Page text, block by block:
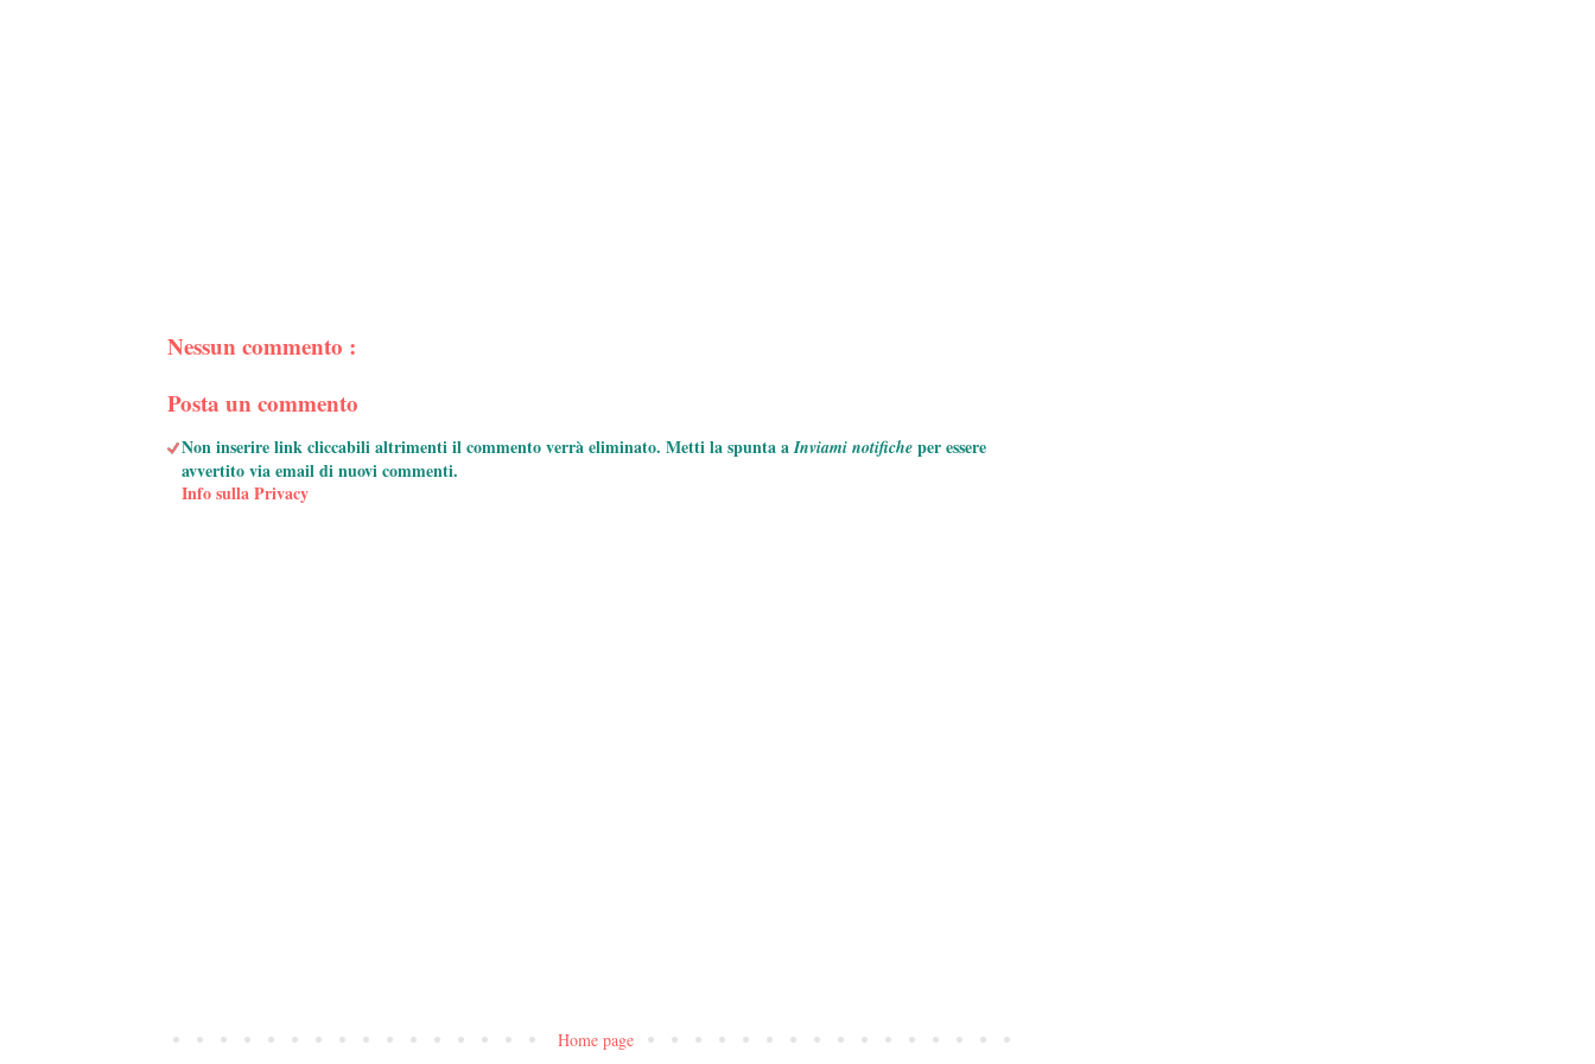
Nessun commento :
Posta un commento
Non inserire link cliccabili altrimenti il commento verrà eliminato. Metti la spunta aInviami notifiche per essere
avvertito via email di nuovi commenti.
Info sulla Privacy
Home page